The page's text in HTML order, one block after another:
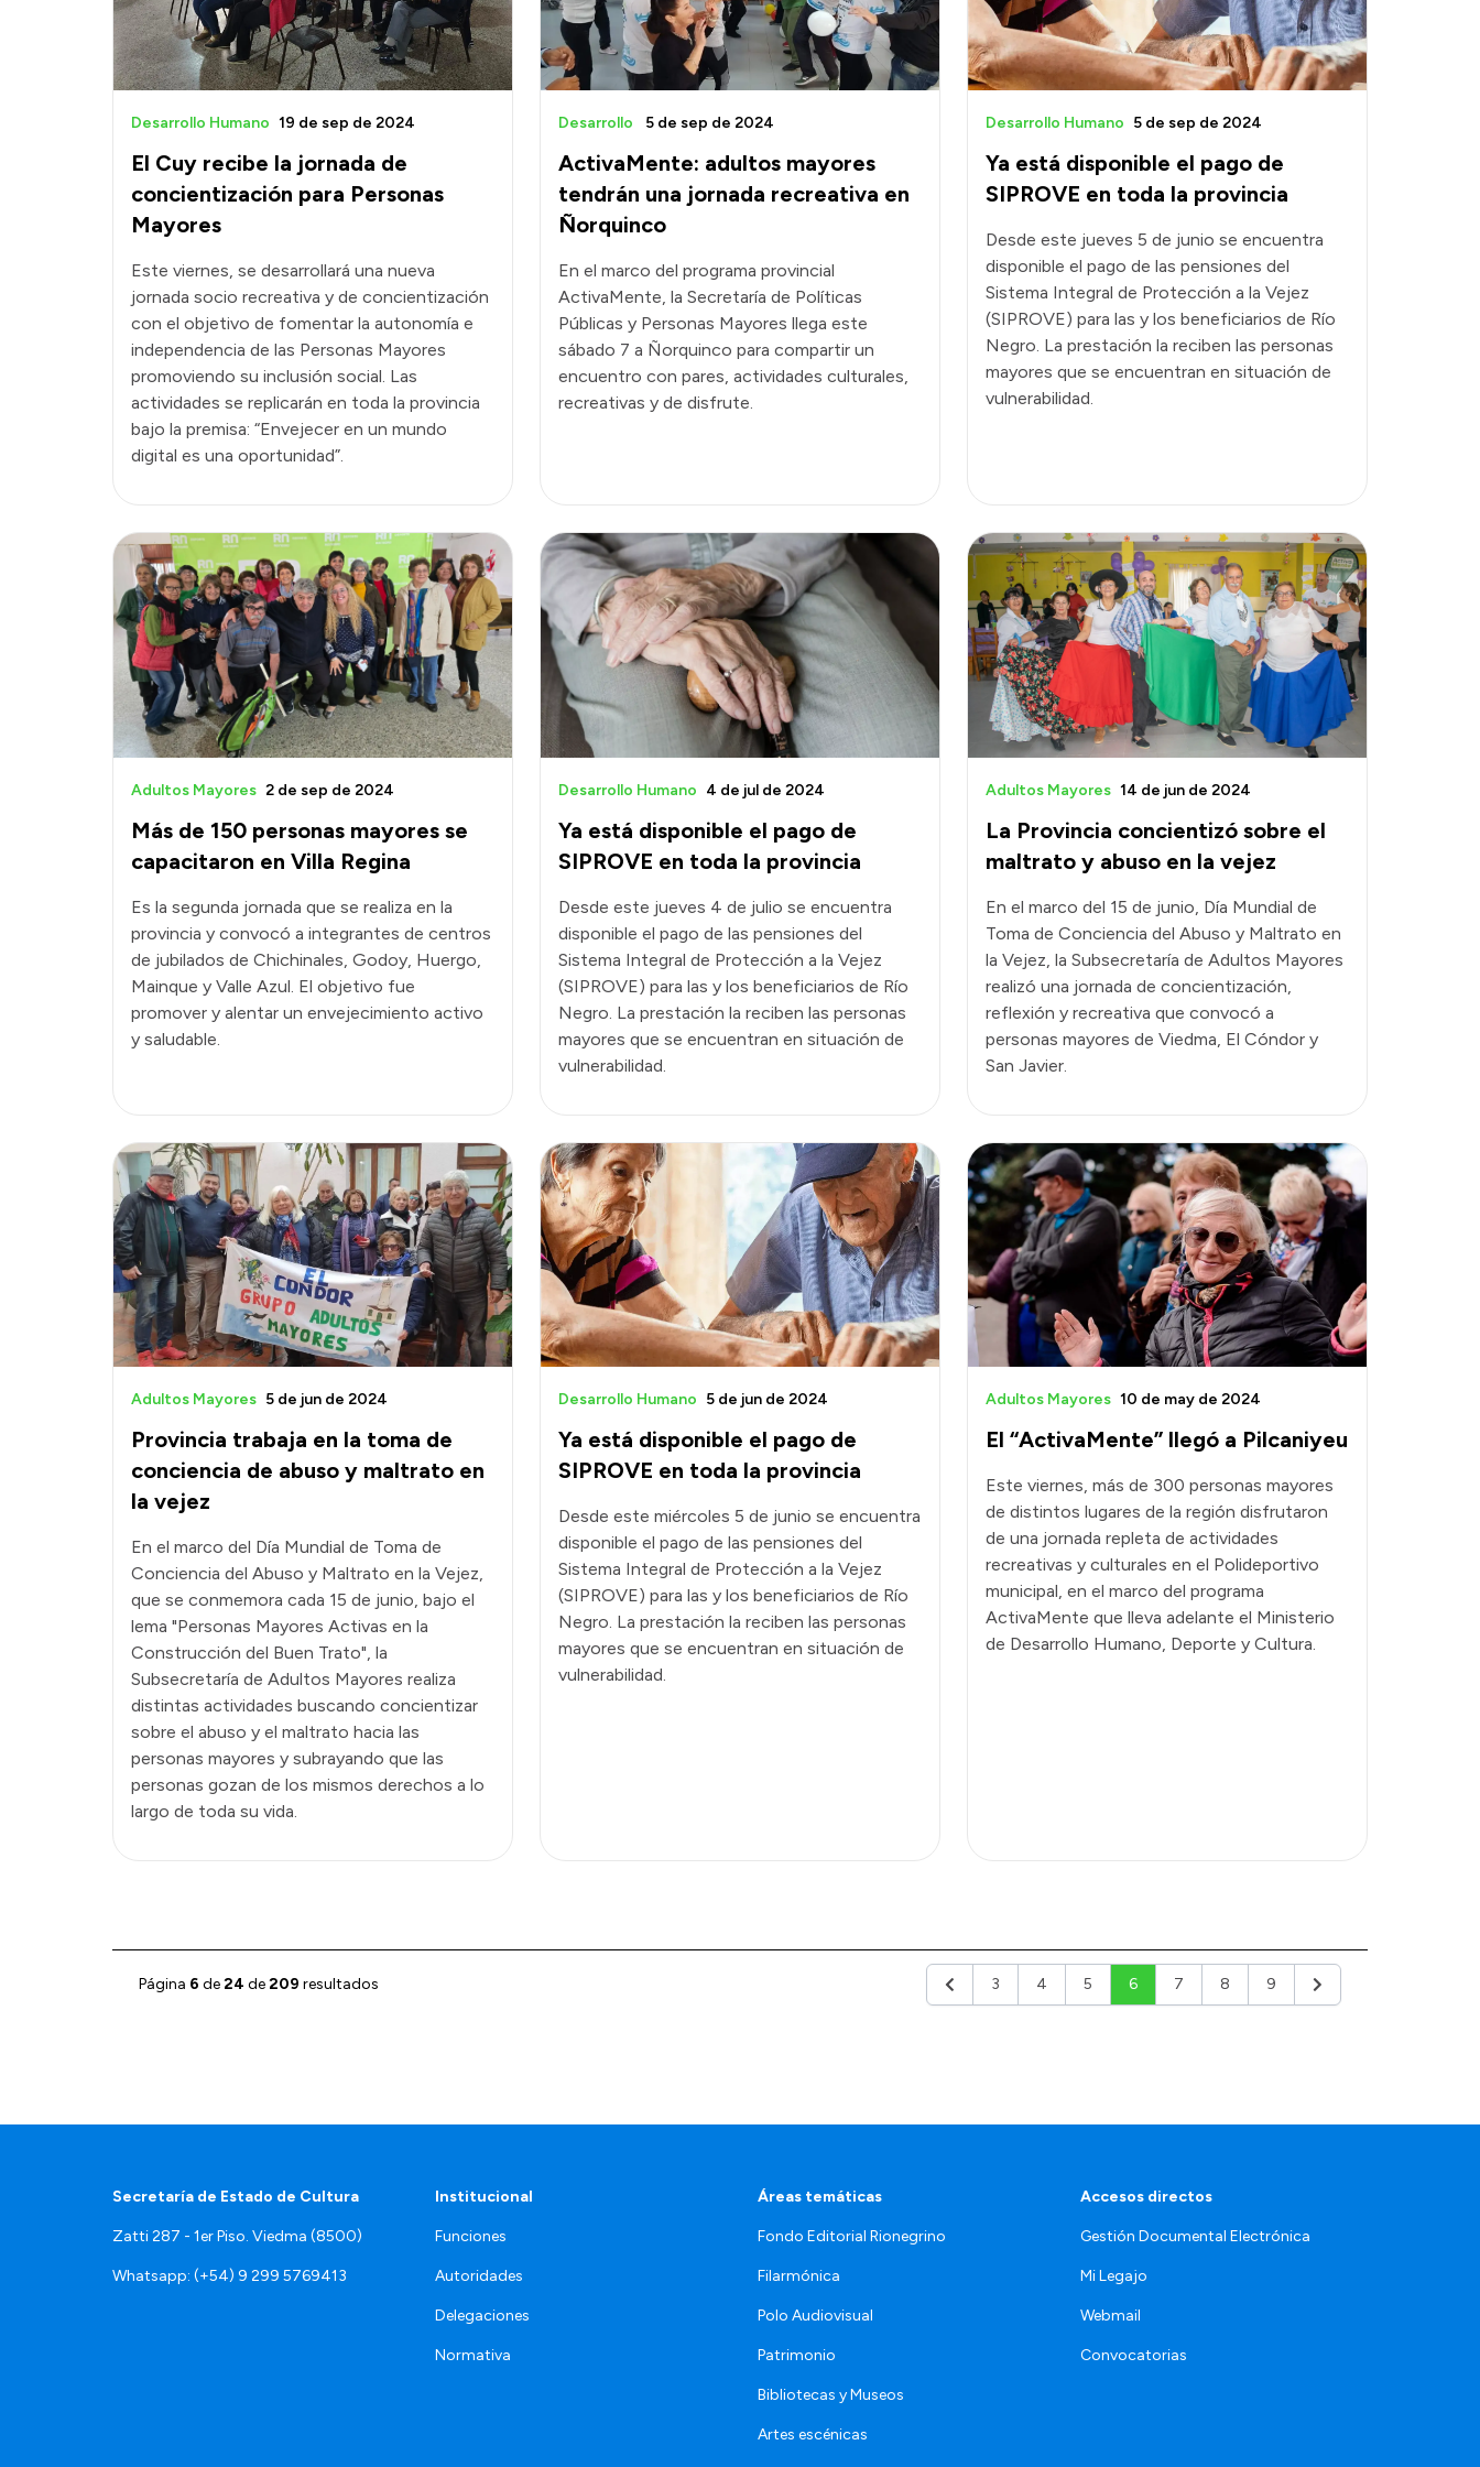
El Cuy recibe la jornada de
concientización para Personas
Mayores
Desarrollo Humano 19 de sep de 2024
Este viernes, se desarrollará una nueva
jornada socio recreativa y de concientización
con el objetivo de fomentar la autonomía e
independencia de las Personas Mayores
promoviendo su inclusión social. Las
actividades se replicarán en toda la provincia
bajo la premisa: “Envejecer en un mundo
digital es una oportunidad”.
ActivaMente: adultos mayores
tendrán una jornada recreativa en
Ñorquinco
Desarrollo 5 de sep de 2024
En el marco del programa provincial
ActivaMente, la Secretaría de Políticas
Públicas y Personas Mayores llega este
sábado 7 a Ñorquinco para compartir un
encuentro con pares, actividades culturales,
recreativas y de disfrute.
Ya está disponible el pago de
SIPROVE en toda la provincia
Desarrollo Humano 5 de sep de 2024
Desde este jueves 5 de junio se encuentra
disponible el pago de las pensiones del
Sistema Integral de Protección a la Vejez
(SIPROVE) para las y los beneficiarios de Río
Negro. La prestación la reciben las personas
mayores que se encuentran en situación de
vulnerabilidad.
Más de 150 personas mayores se
capacitaron en Villa Regina
Adultos Mayores 2 de sep de 2024
Es la segunda jornada que se realiza en la
provincia y convocó a integrantes de centros
de jubilados de Chichinales, Godoy, Huergo,
Mainque y Valle Azul. El objetivo fue
promover y alentar un envejecimiento activo
y saludable.
Ya está disponible el pago de
SIPROVE en toda la provincia
Desarrollo Humano 4 de jul de 2024
Desde este jueves 4 de julio se encuentra
disponible el pago de las pensiones del
Sistema Integral de Protección a la Vejez
(SIPROVE) para las y los beneficiarios de Río
Negro. La prestación la reciben las personas
mayores que se encuentran en situación de
vulnerabilidad.
La Provincia concientizó sobre el
maltrato y abuso en la vejez
Adultos Mayores 14 de jun de 2024
En el marco del 15 de junio, Día Mundial de
Toma de Conciencia del Abuso y Maltrato en
la Vejez, la Subsecretaría de Adultos Mayores
realizó una jornada de concientización,
reflexión y recreativa que convocó a
personas mayores de Viedma, El Cóndor y
San Javier.
Provincia trabaja en la toma de
conciencia de abuso y maltrato en
la vejez
Adultos Mayores 5 de jun de 2024
En el marco del Día Mundial de Toma de
Conciencia del Abuso y Maltrato en la Vejez,
que se conmemora cada 15 de junio, bajo el
lema "Personas Mayores Activas en la
Construcción del Buen Trato", la
Subsecretaría de Adultos Mayores realiza
distintas actividades buscando concientizar
sobre el abuso y el maltrato hacia las
personas mayores y subrayando que las
personas gozan de los mismos derechos a lo
largo de toda su vida.
Ya está disponible el pago de
SIPROVE en toda la provincia
Desarrollo Humano 5 de jun de 2024
Desde este miércoles 5 de junio se encuentra
disponible el pago de las pensiones del
Sistema Integral de Protección a la Vejez
(SIPROVE) para las y los beneficiarios de Río
Negro. La prestación la reciben las personas
mayores que se encuentran en situación de
vulnerabilidad.
El “ActivaMente” llegó a Pilcaniyeu
Adultos Mayores 10 de may de 2024
Este viernes, más de 300 personas mayores
de distintos lugares de la región disfrutaron
de una jornada repleta de actividades
recreativas y culturales en el Polideportivo
municipal, en el marco del programa
ActivaMente que lleva adelante el Ministerio
de Desarrollo Humano, Deporte y Cultura.
Página 6 de24 de209 resultados Anterior
3 4 5 6 7 8 9 Siguiente
Secretaría de Estado de Cultura
Zatti 287 - 1er Piso. Viedma (8500)
Whatsapp: (+54) 9 299 5769413
Institucional
Funciones
Autoridades
Delegaciones
Normativa
Áreas temáticas
Fondo Editorial Rionegrino
Filarmónica
Polo Audiovisual
Patrimonio
Bibliotecas y Museos
Artes escénicas
Accesos directos
Gestión Documental Electrónica
Mi Legajo
Webmail
Convocatorias